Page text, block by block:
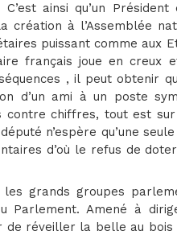
ainsi qu’un
création à l’Assemblée
puissant comme aux
français joue en creux
, il peut obtenir
d’un ami à un poste
contre chiffres, tout est
n’espère qu’une
d’où le refus de
les grands groupes
Parlement. Amené à
de réveiller la belle au